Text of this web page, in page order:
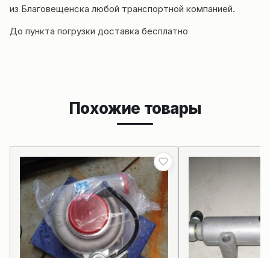
из Благовещенска любой транспортной компанией.
До пункта погрузки доставка бесплатно
Похожие товары